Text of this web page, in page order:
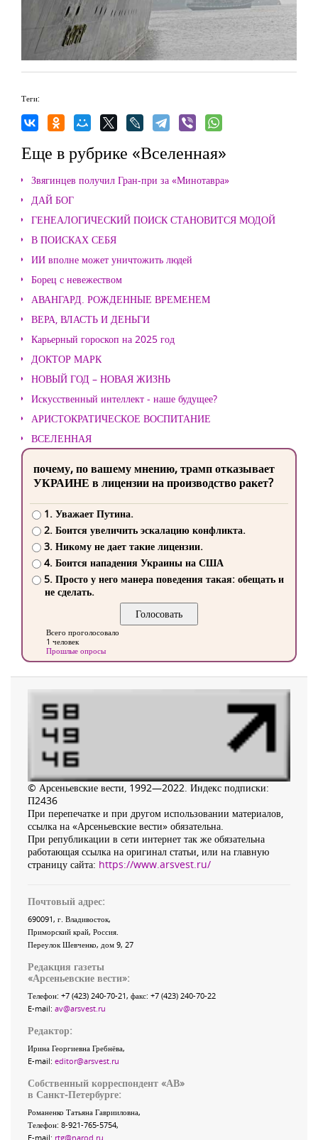
Теги:
Еще в рубрике «Вселенная»
Звягинцев получил Гран-при за «Минотавра»
ДАЙ БОГ
ГЕНЕАЛОГИЧЕСКИЙ ПОИСК СТАНОВИТСЯ МОДОЙ
В ПОИСКАХ СЕБЯ
ИИ вполне может уничтожить людей
Борец с невежеством
АВАНГАРД. РОЖДЕННЫЕ ВРЕМЕНЕМ
ВЕРА, ВЛАСТЬ И ДЕНЬГИ
Карьерный гороскоп на 2025 год
ДОКТОР МАРК
НОВЫЙ ГОД – НОВАЯ ЖИЗНЬ
Искусственный интеллект - наше будущее?
АРИСТОКРАТИЧЕСКОЕ ВОСПИТАНИЕ
ВСЕЛЕННАЯ
почему, по вашему мнению, трамп отказывает
УКРАИНЕ в лицензии на производство ракет?
1. Уважает Путина.
2. Боится увеличить эскалацию конфликта.
3. Никому не дает такие лицензии.
4. Боится нападения Украины на США
5. Просто у него манера поведения такая: обещать и
не сделать.
Всего проголосовало
1 человек
Прошлые опросы
© Арсеньевские вести, 1992—2022. Индекс подписки:
П2436
При перепечатке и при другом использовании материалов,
ссылка на «Арсеньевские вести» обязательна.
При републикации в сети интернет так же обязательна
работающая ссылка на оригинал статьи, или на главную
страницу сайта: https://www.arsvest.ru/
Почтовый адрес:
690091, г. Владивосток,
Приморский край, Россия
Переулок Шевченко, дом 9, 27
Редакция газеты
«Арсеньевские вести»:
Телефон: +7 (423) 240-70-21, факс: +7 (423) 240-70-22
E-mail: av@arsvest.ru
Редактор:
Ирина Георгиевна Гребнёва,
E-mail: editor@arsvest.ru
Собственный корреспондент «АВ»
в Санкт-Петербурге:
Романенко Татьяна Гаврииловна,
Телефон: 8-921-765-5754,
E-mail: rtg@narod.ru